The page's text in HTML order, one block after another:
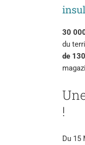
30
du
de
!
Du 15